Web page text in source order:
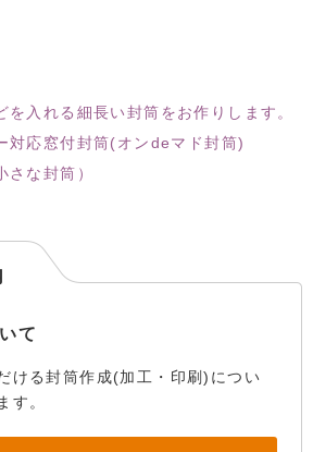
を入れる細長い封筒をお作りします。
対応窓付封筒(オンdeマド封筒)
な封筒）
て
ける封筒作成(加工・印刷)につい
す。